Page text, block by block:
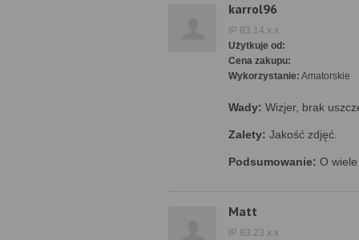
karrol96
IP 83.14.x.x
Użytkuje od:
Cena zakupu:
Wykorzystanie: Amatorskie
Wady: Wizjer, brak
Zalety: Jakość zdjęć.
Podsumowanie: O
Matt
IP 83.23.x.x